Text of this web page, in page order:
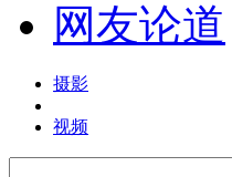
网友论道
摄影
视频